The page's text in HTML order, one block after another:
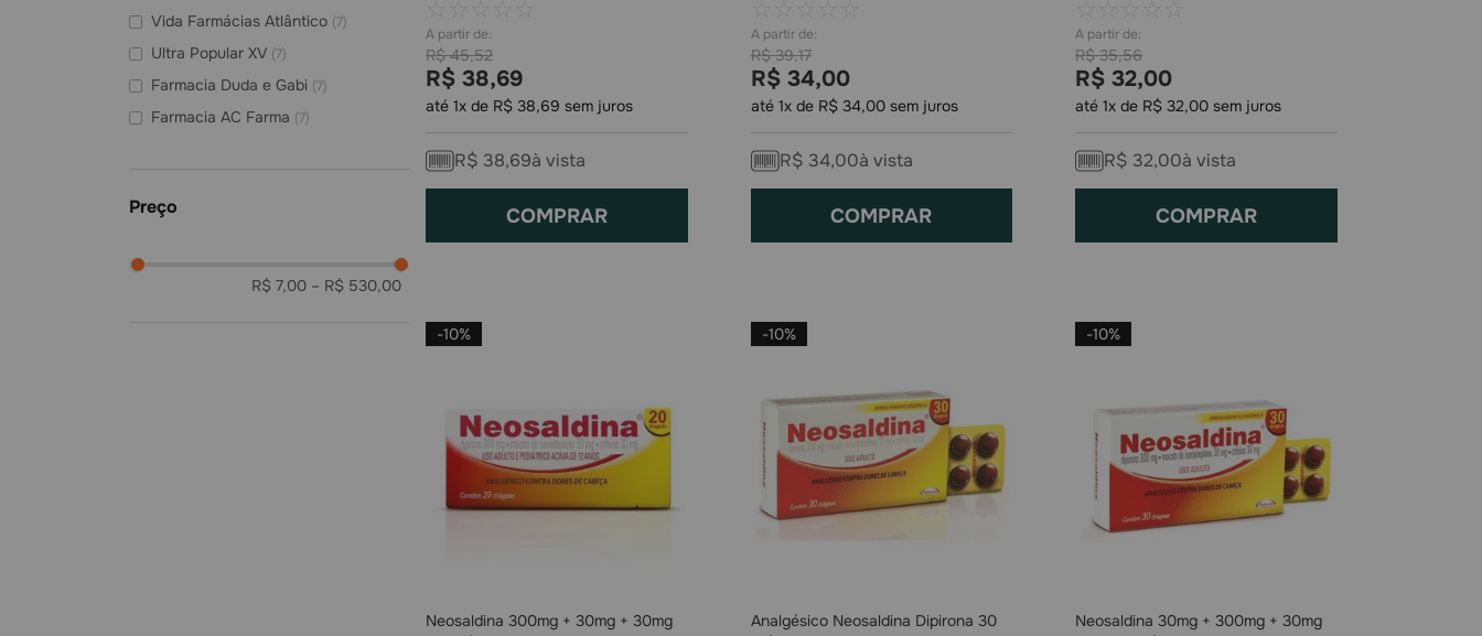
Vida Farmácias Atlântico (7)
Ultra Popular XV (7)
Farmacia Duda e Gabi (7)
Farmacia AC Farma (7)
Farmagnus Bistek
R$ 7,00 – R$ 530,00
R$ 45,52
R$ 38,69
até 1x de R$ 38,69 sem juros
R$ 38,69à vista
COMPRAR
R$ 39,17
R$ 34,00
até 1x de R$ 34,00sem juros
R$ 34,00à vista
COMPRAR
R$ 35,56
R$ 32,00
até1x de R$ 32,00 sem juros
R$ 32,00à vista
COMPRAR
-10%
Neosaldina 300mg + 30mg + 30mg
-10%
Analgésico Neosaldina Dipirona 30
-10%
Neosaldina 30mg + 300mg + 30mg